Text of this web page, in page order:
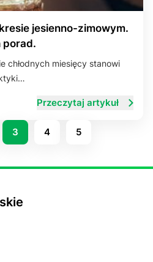
jesienno-zimowym.
porad.
chłodnych miesięcy stanowi
Przeczytaj artykuł
3 4 5